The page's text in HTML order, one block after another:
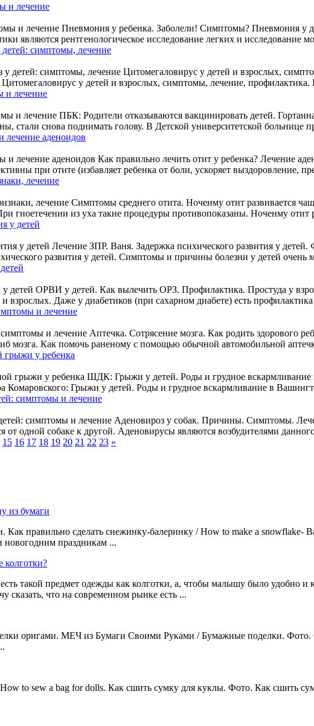
и лечение
Пневмония у ребенка. Заболели! Симптомы? Пневмония у
являются рентгенологическое исследование легких и
симптомы, лечение
Цитомегаловирус у детей и взрослых,
у детей и взрослых, симптомы, лечение,
и лечение
ПБК: Родители отказываются вакцинировать детей.
стали снова поднимать голову. В Детской университетской больнице
аденоидов
Как правильно лечить отит у ребенка? Лечение
при отите (избавляет ребенка от боли, ускоряет выздоровление,
лечение
Симптомы среднего отита. Ноченму отит развивается
гноетечении из уха такие процедуры противопоказаны. Ноченму
у детей
Лечение ЗПР. Ваня. Задержка психического развития у
развития у детей. Симптомы и причины болезни у детей очень
ОРВИ у детей. Как вылечить ОРЗ. Профилактика. Простуда у
Даже у диабетиков (при сахарном диабете) есть
и лечение
Аптечка. Сотрясение мозга. Как родить здорового
мозга. Как помочь раненому с помощью обычной автомобильной
у ребенка
ШДК: Грыжи у детей. Роды и грудное
Комаровского: Грыжи у детей. Роды и грудное вскармливание в
симптомы и лечение
Аденовироз у собак. Причины. Симптомы.
от одной собаке к другой. Аденовирусы являются возбудителями
15 16 17 18 19 20 21 22 23 »
из бумаги
Как правильно сделать снежинку-балеринку / How to make a snowflake-
новогодним праздникам ...
колготки?
такой предмет одежды как колготки, а, чтобы малышу было удобно
сказать, что на современном рынке есть ...
оригами. МЕЧ из Бумаги Своими Руками / Бумажные поделки. Фото.
to sew a bag for dolls. Как сшить сумку для куклы. Фото. Как сшить